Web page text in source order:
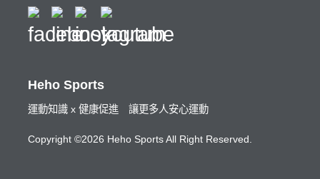
Heho Sports
運動知識 x 健康促進 讓更多人安心運動
Copyright ©2026 Heho Sports All Right Reserved.